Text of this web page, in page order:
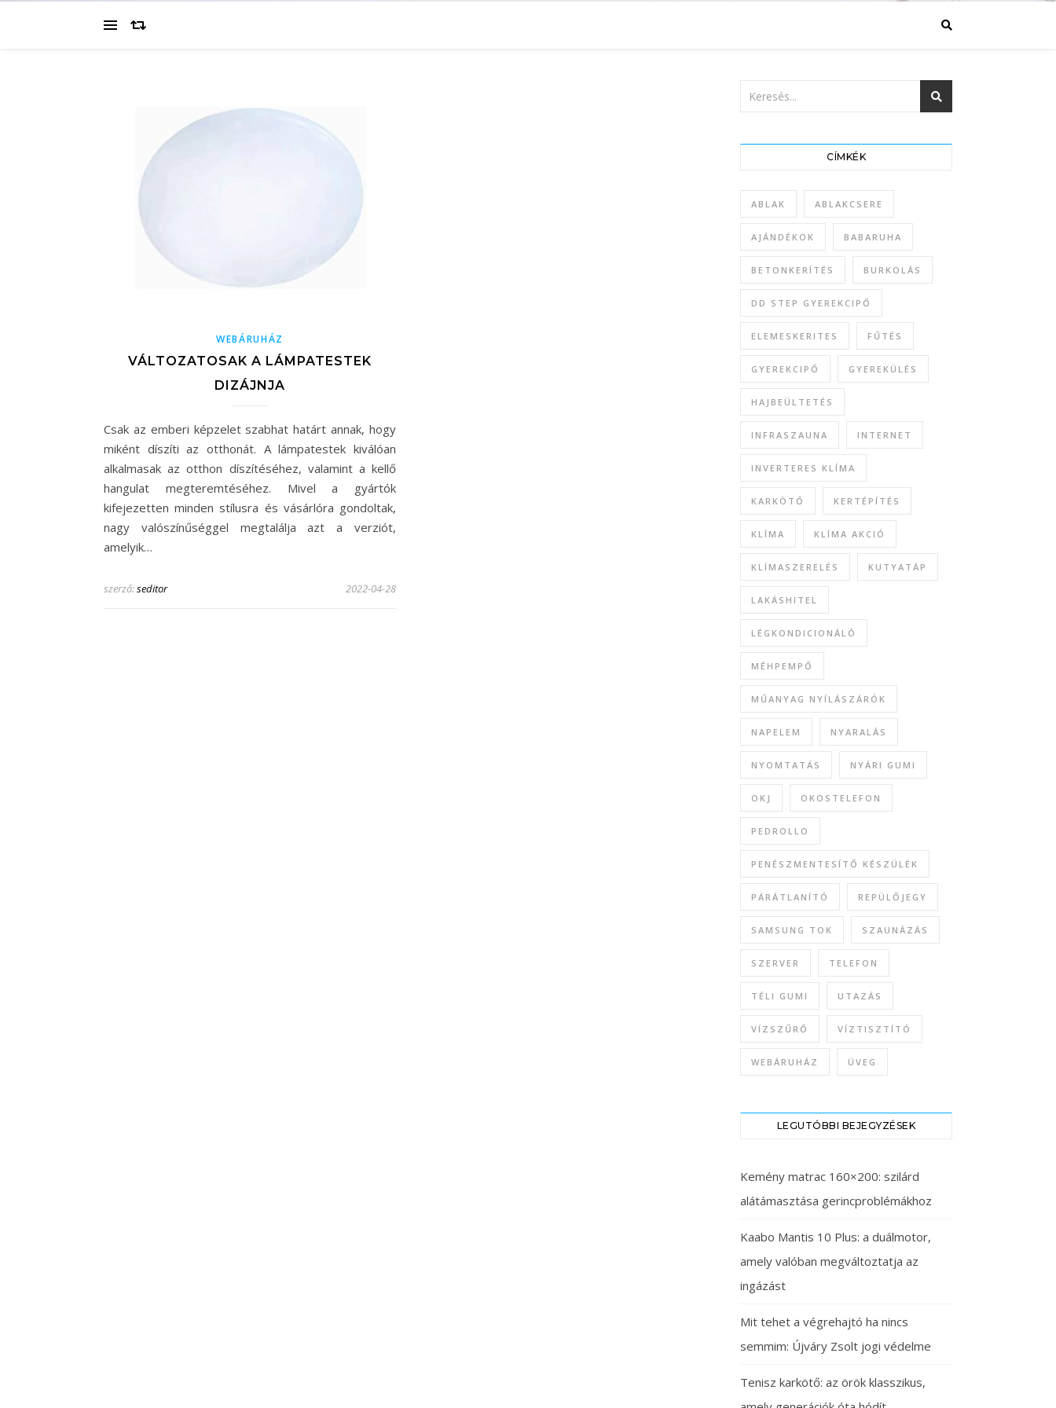
WEBÁRUHÁZ
VÁLTOZATOSAK A LÁMPATESTEK
DIZÁJNJA
Csak az emberi képzelet szabhat határt annak, hogy
miként díszíti az otthonát. A lámpatestek kiválóan
alkalmasak az otthon díszítéséhez, valamint a kellő
hangulat megteremtéséhez. Mivel a gyártók
kifejezetten minden stílusra és vásárlóra gondoltak,
nagy valószínűséggel megtalálja azt a verziót,
amelyik…
szerző:seditor 2022-04-28
CÍMKÉK
ABLAK ABLAKCSERE
AJÁNDÉKOK BABARUHA
BETONKERÍTÉS BURKOLÁS
DD STEP GYEREKCIPŐ
ELEMESKERITES FŰTÉS
GYEREKCIPŐ GYEREKÜLÉS
HAJBEÜLTETÉS
INFRASZAUNA INTERNET
INVERTERES KLÍMA
KARKÖTŐ KERTÉPÍTÉS
KLÍMA KLÍMA AKCIÓ
KLÍMASZERELÉS KUTYATÁP
LAKÁSHITEL
LÉGKONDICIONÁLÓ
MÉHPEMPŐ
MŰANYAG NYÍLÁSZÁRÓK
NAPELEM NYARALÁS
NYOMTATÁS NYÁRI GUMI
OKJ OKOSTELEFON
PEDROLLO
PENÉSZMENTESÍTŐ KÉSZÜLÉK
PÁRÁTLANÍTÓ REPÜLŐJEGY
SAMSUNG TOK SZAUNÁZÁS
SZERVER TELEFON
TÉLI GUMI UTAZÁS
VÍZSZŰRŐ VÍZTISZTÍTÓ
WEBÁRUHÁZ ÜVEG
LEGUTÓBBI BEJEGYZÉSEK
Kemény matrac 160×200: szilárd
alátámasztása gerincproblémákhoz
Kaabo Mantis 10 Plus: a duálmotor,
amely valóban megváltoztatja az
ingázást
Mit tehet a végrehajtó ha nincs
semmim: Újváry Zsolt jogi védelme
Tenisz karkötő: az örök klasszikus,